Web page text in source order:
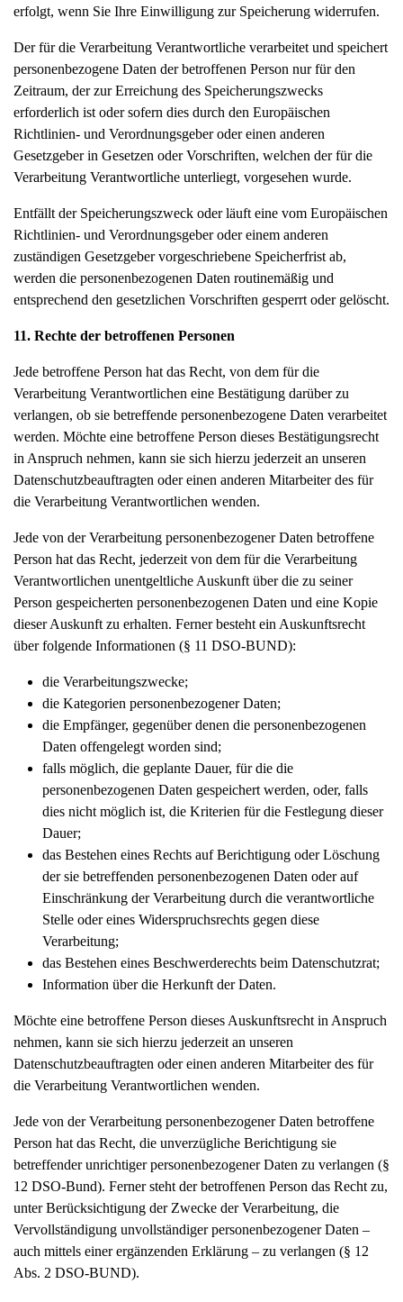
erfolgt, wenn Sie Ihre Einwilligung zur Speicherung widerrufen.
Der für die Verarbeitung Verantwortliche verarbeitet und speichert
personenbezogene Daten der betroffenen Person nur für den
Zeitraum, der zur Erreichung des Speicherungszwecks
erforderlich ist oder sofern dies durch den Europäischen
Richtlinien- und Verordnungsgeber oder einen anderen
Gesetzgeber in Gesetzen oder Vorschriften, welchen der für die
Verarbeitung Verantwortliche unterliegt, vorgesehen wurde.
Entfällt der Speicherungszweck oder läuft eine vom Europäischen
Richtlinien- und Verordnungsgeber oder einem anderen
zuständigen Gesetzgeber vorgeschriebene Speicherfrist ab,
werden die personenbezogenen Daten routinemäßig und
entsprechend den gesetzlichen Vorschriften gesperrt oder gelöscht.
11. Rechte der betroffenen Personen
Jede betroffene Person hat das Recht, von dem für die
Verarbeitung Verantwortlichen eine Bestätigung darüber zu
verlangen, ob sie betreffende personenbezogene Daten verarbeitet
werden. Möchte eine betroffene Person dieses Bestätigungsrecht
in Anspruch nehmen, kann sie sich hierzu jederzeit an unseren
Datenschutzbeauftragten oder einen anderen Mitarbeiter des für
die Verarbeitung Verantwortlichen wenden.
Jede von der Verarbeitung personenbezogener Daten betroffene
Person hat das Recht, jederzeit von dem für die Verarbeitung
Verantwortlichen unentgeltliche Auskunft über die zu seiner
Person gespeicherten personenbezogenen Daten und eine Kopie
dieser Auskunft zu erhalten. Ferner besteht ein Auskunftsrecht
über folgende Informationen (§ 11 DSO-BUND):
die Verarbeitungszwecke;
die Kategorien personenbezogener Daten;
die Empfänger, gegenüber denen die personenbezogenen
Daten offengelegt worden sind;
falls möglich, die geplante Dauer, für die die
personenbezogenen Daten gespeichert werden, oder, falls
dies nicht möglich ist, die Kriterien für die Festlegung dieser
Dauer;
das Bestehen eines Rechts auf Berichtigung oder Löschung
der sie betreffenden personenbezogenen Daten oder auf
Einschränkung der Verarbeitung durch die verantwortliche
Stelle oder eines Widerspruchsrechts gegen diese
Verarbeitung;
das Bestehen eines Beschwerderechts beim Datenschutzrat;
Information über die Herkunft der Daten.
Möchte eine betroffene Person dieses Auskunftsrecht in Anspruch
nehmen, kann sie sich hierzu jederzeit an unseren
Datenschutzbeauftragten oder einen anderen Mitarbeiter des für
die Verarbeitung Verantwortlichen wenden.
Jede von der Verarbeitung personenbezogener Daten betroffene
Person hat das Recht, die unverzügliche Berichtigung sie
betreffender unrichtiger personenbezogener Daten zu verlangen (§
12 DSO-Bund). Ferner steht der betroffenen Person das Recht zu,
unter Berücksichtigung der Zwecke der Verarbeitung, die
Vervollständigung unvollständiger personenbezogener Daten –
auch mittels einer ergänzenden Erklärung – zu verlangen (§ 12
Abs. 2 DSO-BUND).